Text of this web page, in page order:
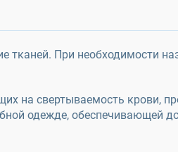
тканей. При необходимости
на свертываемость крови,
одежде, обеспечивающей